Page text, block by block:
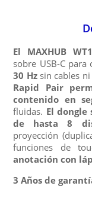
El MAXHUB
sobre USB-C
30 Hzsin cables
Rapid Pair
contenido en
fluidas. El
de hasta 8
proyección
funciones de
anotación con
3 Años de